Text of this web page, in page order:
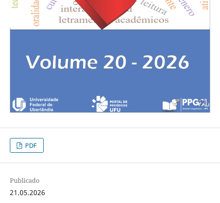
PDF
Publicado
21.05.2026